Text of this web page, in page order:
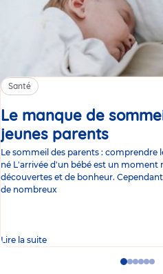
Santé
Le manque de
jeunes parents
Le sommeil des parents : comprendre
né L'arrivée d'un bébé est un moment
découvertes et de bonheur.
de nombreux
Lire la suite
GoGoGoGo
GoGo